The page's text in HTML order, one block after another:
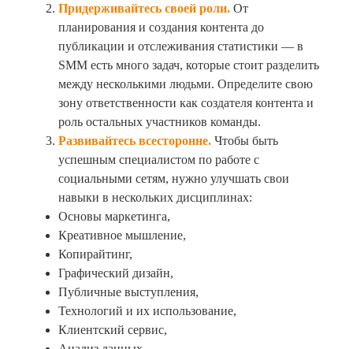
Придерживайтесь своей роли. От
планирования и создания контента до
публикации и отслеживания статистики — в
SMM есть много задач, которые стоит разделить
между несколькими людьми. Определите свою
зону ответственности как создателя контента и
роль остальных участников команды.
Развивайтесь всесторонне. Чтобы быть
успешным специалистом по работе с
социальными сетям, нужно улучшать свои
навыки в нескольких дисциплинах:
Основы маркетинга,
Креативное мышление,
Копирайтинг,
Графический дизайн,
Публичные выступления,
Технологий и их использование,
Клиентский сервис,